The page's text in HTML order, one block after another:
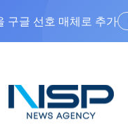
구글 선호 매체로 추가